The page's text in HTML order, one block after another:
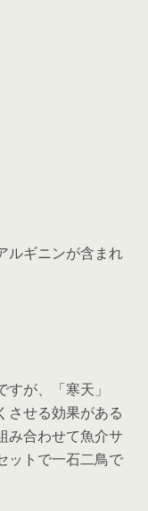
ルギニンが含まれ
が、「寒天」
させる効果がある
み合わせて魚介サ
ットで一石二鳥で